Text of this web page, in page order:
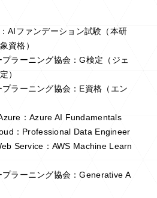
AIファンデーション試験（本研
資格）
ラーニング協会：G検定（ジェ
）
ラーニング協会：E資格（エン
：Azure AI Fundamentals
：Professional Data Engineer
Service：AWS Machine Learn
ラーニング協会：Generative A